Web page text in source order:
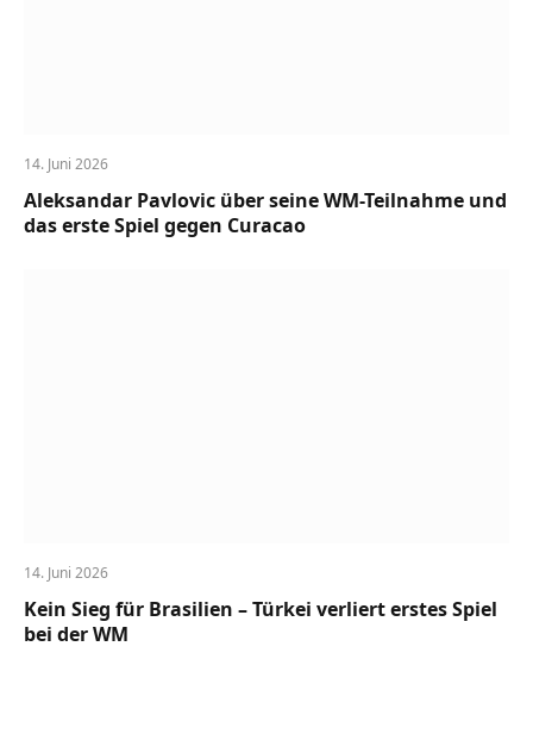
14. Juni 2026
Aleksandar Pavlovic über seine WM-Teilnahme und
das erste Spiel gegen Curacao
14. Juni 2026
Kein Sieg für Brasilien – Türkei verliert erstes Spiel
bei der WM